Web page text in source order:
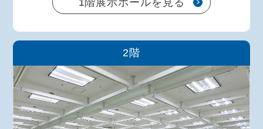
1階展示ホールを見る
2階